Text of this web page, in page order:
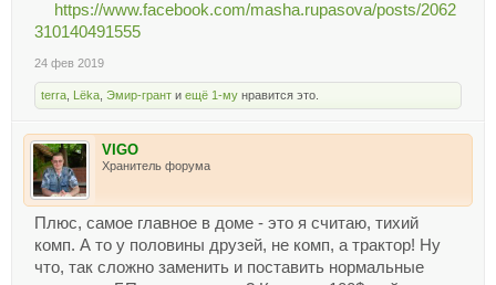
https://www.facebook.com/masha.rupasova/posts/2062
310140491555
24 фев 2019
terra Lёka Эмир-грант и ещё 1-му нравится это.
VIGO
Хранитель форума
Плюс, самое главное в доме - это я считаю, тихий
комп. А то у половины друзей, не комп, а трактор! Ну
что, так сложно заменить и поставить нормальные